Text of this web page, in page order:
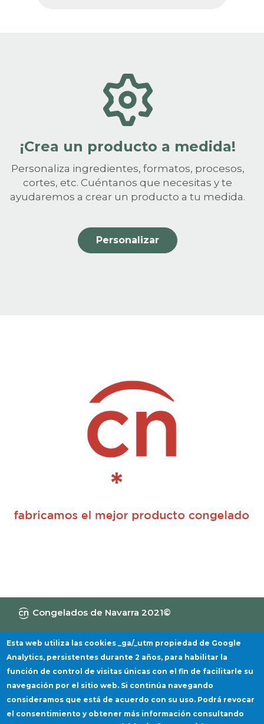
¡Crea un producto a medida!
Personaliza ingredientes, formatos, procesos,
cortes, etc. Cuéntanos que necesitas y te
ayudaremos a crear un producto a tu medida.
Personalizar
Congelados de Navarra 2021©
Canal de Información Política de privacidad Aviso Legal Política de cookies
Esta web utiliza las cookies _ga/_utm propiedad de Google
Analytics, persistentes durante 2 años, para habilitar la
función de control de visitas únicas con el fin de facilitarle su
navegación por el sitio web. Si continúa navegando
consideramos que está de acuerdo con su uso. Podrá revocar
el consentimiento y obtener más información consultando